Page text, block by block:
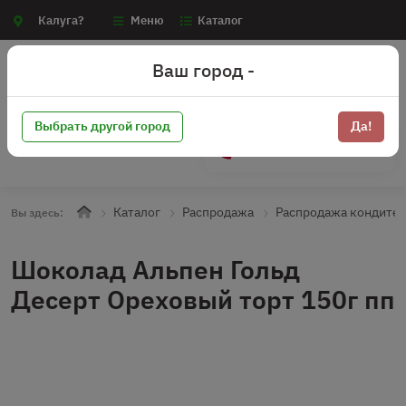
Калуга? Меню Каталог
Вы здесь: Каталог Распродажа Распродажа
Шоколад Альпен Гольд
Десерт Ореховый торт 150г пп
Ваш город -
Выбрать другой город Да!